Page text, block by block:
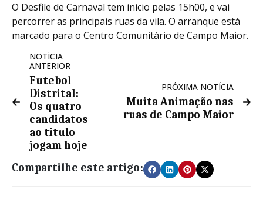
O Desfile de Carnaval tem inicio pelas 15h00, e vai
percorrer as principais ruas da vila. O arranque está
marcado para o Centro Comunitário de Campo Maior.
NOTÍCIA
ANTERIOR
Futebol
Distrital:
Os quatro
candidatos
ao titulo
jogam hoje
PRÓXIMA NOTÍCIA
Muita Animação nas
ruas de Campo Maior
Compartilhe este artigo: